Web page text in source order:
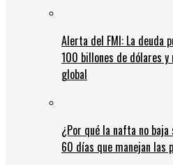
Alerta del FMI: La deuda
100 billones de dólares
global
¿Por qué la nafta no
60 días que manejan las